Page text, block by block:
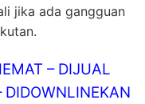
jika ada gangguan
– DIJUAL